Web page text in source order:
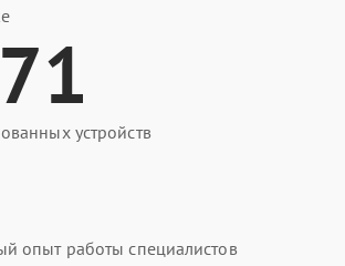
устройств
опыт работы специалистов